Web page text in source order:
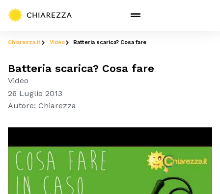
Chiarezza.it Video Batteria scarica? Cosa fare
Batteria scarica? Cosa fare
Video
26 Luglio 2013
Autore: Chiarezza